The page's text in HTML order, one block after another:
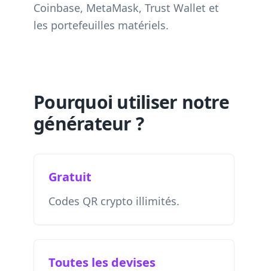
Coinbase, MetaMask, Trust Wallet et
les portefeuilles matériels.
Pourquoi utiliser notre
générateur ?
Gratuit
Codes QR crypto illimités.
Toutes les devises